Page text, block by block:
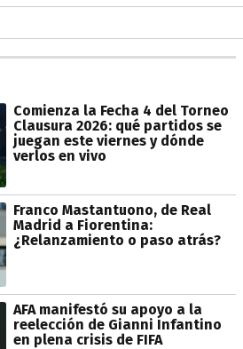
Comienza la Fecha 4 del Torneo
Clausura 2026: qué partidos se
juegan este viernes y dónde
verlos en vivo
Franco Mastantuono, de Real
Madrid a Fiorentina:
¿Relanzamiento o paso atrás?
AFA manifestó su apoyo a la
reelección de Gianni Infantino
en plena crisis de FIFA